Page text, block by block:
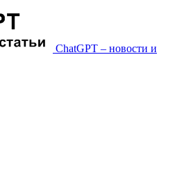
ChatGPT – новости и